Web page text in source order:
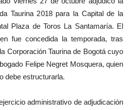
Taurina 2018 para la Capital de la
Plaza de Toros La Santamaría. El
fue concedida la temporada, tras
Corporación Taurina de Bogotá cuyo
Felipe Negret Mosquera, quien
debe estructurarla.
administrativo de adjudicación